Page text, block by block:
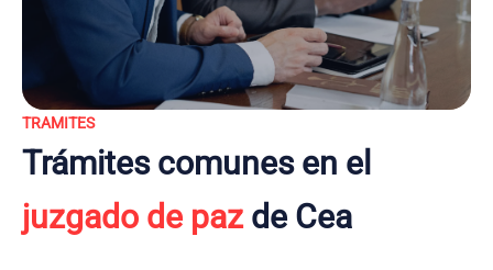
TRAMITES
Trámites comunes en el
juzgado de pazde Cea